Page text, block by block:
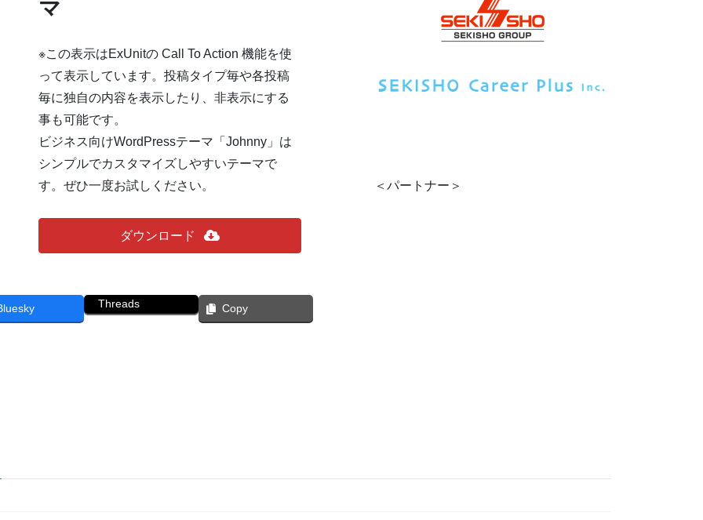
マ
※この表示はExUnitの Call To Action 機能を使
って表示しています。投稿タイプ毎や各投稿
毎に独自の内容を表示したり、非表示にする
事も可能です。
ビジネス向けWordPressテーマ「Johnny」は
シンプルでカスタマイズしやすいテーマで
す。ぜひ一度お試しください。
ダウンロード
Threads Copy
＜パートナー＞